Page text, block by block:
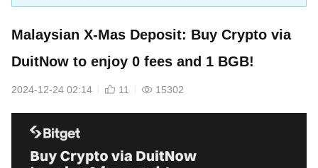
Malaysian X-Mas Deposit: Buy Crypto via
DuitNow to enjoy 0 fees and 1 BGB!
2024-12-24 02:14 11 15302